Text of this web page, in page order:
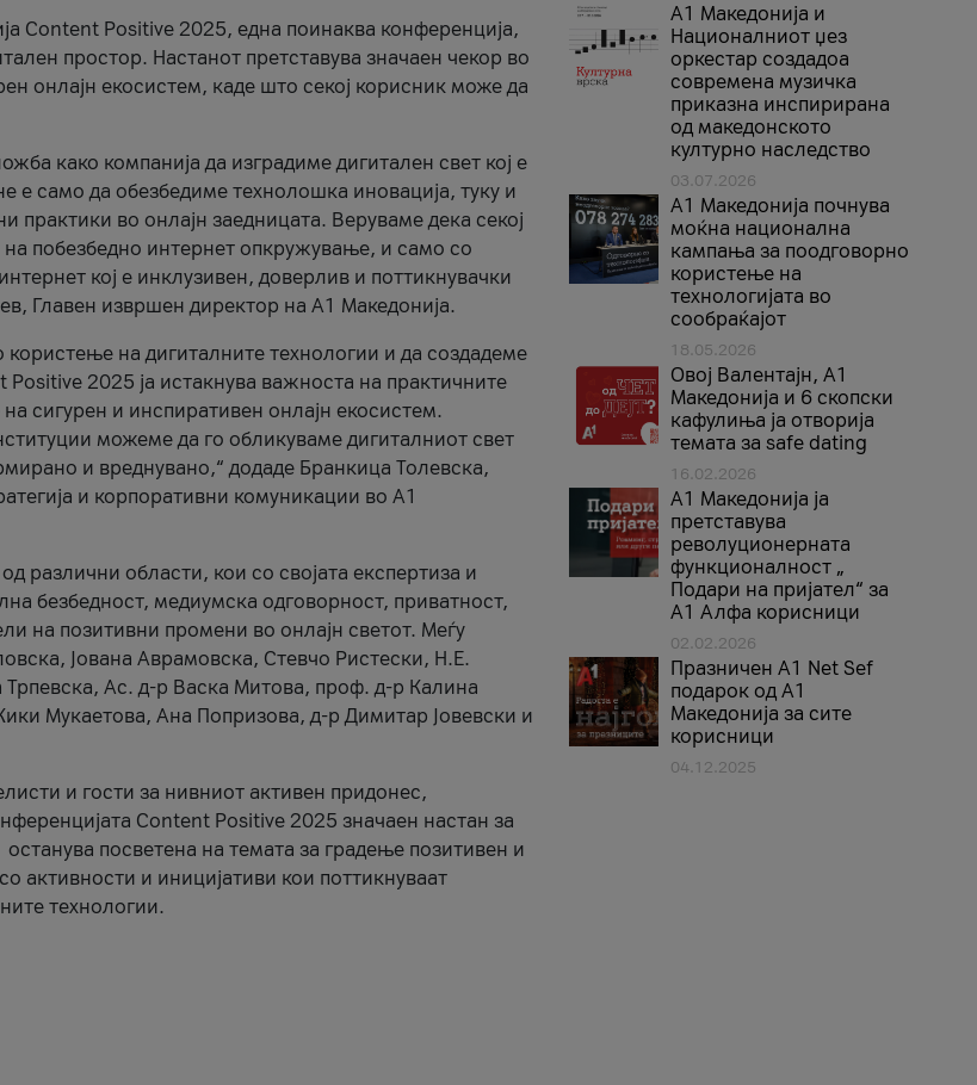
Content Positive 2025, една поинаква конференција,
простор. Настанот претставува значаен чекор во
онлајн екосистем, каде што секој корисник може да
како компанија да изградиме дигитален свет кој е
е само да обезбедиме технолошка иновација, туку и
практики во онлајн заедницата. Веруваме дека секој
побезбедно интернет опкружување, и само со
кој е инклузивен, доверлив и поттикнувачки
Главен извршен директор на А1 Македонија.
на дигиталните технологии и да создадеме
2025 ја истакнува важноста на практичните
сигурен и инспиративен онлајн екосистем.
можеме да го обликуваме дигиталниот свет
и вреднувано,“ додаде Бранкица Толевска,
и корпоративни комуникации во А1
различни области, кои со својата експертиза и
безбедност, медиумска одговорност, приватност,
на позитивни промени во онлајн светот. Меѓу
Јована Аврамовска, Стевчо Ристески, Н.Е.
Ас. д-р Васка Митова, проф. д-р Калина
Мукаетова, Ана Попризова, д-р Димитар Јовевски и
и гости за нивниот активен придонес,
Content Positive 2025 значаен настан за
посветена на темата за градење позитивен и
активности и иницијативи кои поттикнуваат
технологии.
А1 Македонија и
Националниот џез
оркестар создадоа
современа музичка
приказна инспирирана
од македонското
културно наследство
03.07.2026
A1 Македонија почнува
моќна национална
кампања за поодговорно
користење на
технологијата во
сообраќајот
18.05.2026
Овој Валентајн, A1
Македонија и 6 скопски
кафулиња ја отворија
темата за safe dating
16.02.2026
А1 Македонија ја
претставува
револуционерната
функционалност „
Подари на пријател“ за
А1 Алфа корисници
02.02.2026
Празничен A1 Net Sеf
подарок од А1
Македонија за сите
корисници
04.12.2025